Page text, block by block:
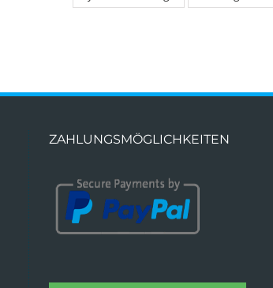
ZAHLUNGSMÖGLICHKEITEN